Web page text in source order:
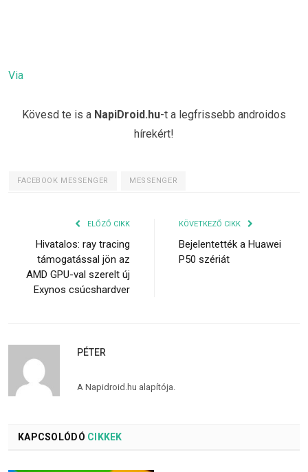
Via
Kövesd te is a NapiDroid.hu-t a legfrissebb androidos
hírekért!
FACEBOOK MESSENGER MESSENGER
ELŐZŐ CIKK
Hivatalos: ray tracing
támogatással jön az
AMD GPU-val szerelt új
Exynos csúcshardver
KÖVETKEZŐ CIKK
Bejelentették a Huawei
P50 szériát
PÉTER
A Napidroid.hu alapítója.
KAPCSOLÓDÓ CIKKEK